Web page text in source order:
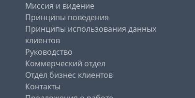
Миссия и видение
Принципы поведения
Принципы использования данных
клиентов
Руководство
Коммерческий отдел
Отдел бизнес клиентов
Контакты